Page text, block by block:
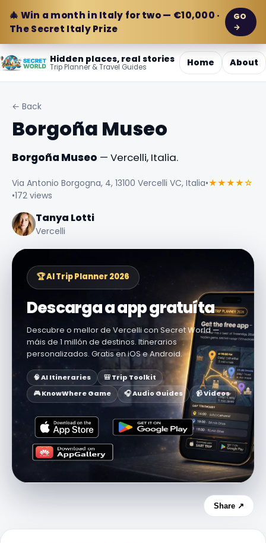
🎄 Win a month in Italy for two — €10,000 ·
The Secret Italy Prize
GO
→
Hidden places, real stories
Trip Planner & Travel Guides Home About
← Back
Borgoña Museo
Borgoña Museo — Vercelli, Italia.
Via Antonio Borgogna, 4, 13100 Vercelli VC, Italia•★★★★☆
•172 views
Tanya Lotti
Vercelli
🏆 AI Trip Planner 2026
Descarga a app gratuíta
Descubre o mellor de Vercelli con Secret World —
máis de 1 millón de destinos. Itinerarios
personalizados. Gratis en iOS e Android.
🧠 AI Itineraries
🎒 Trip Toolkit
🎮 KnowWhere Game
🎧 Audio Guides 📹 Videos
Share ↗